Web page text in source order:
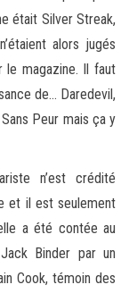
était Silver Streak,
alors jugés
le magazine. Il faut
de… Daredevil,
Peur mais ça y
n’est crédité
et il est seulement
a été contée au
Binder par un
Cook, témoin des